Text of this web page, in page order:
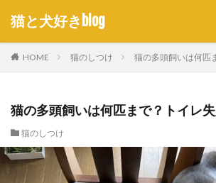
猫と犬好きblog
HOME 猫のしつけ 猫の多頭飼いは何匹
猫の多頭飼いは何匹まで？トイレ
猫のしつけ